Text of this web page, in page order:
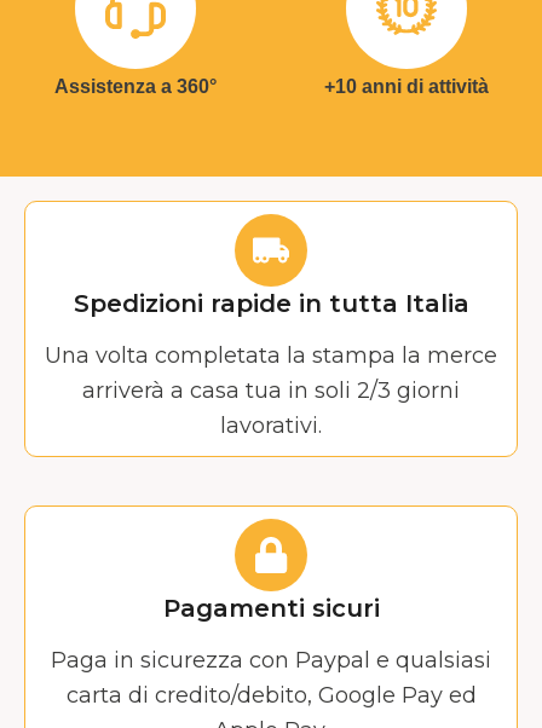
Assistenza a 360° +10 anni di attività
Spedizioni rapide in tutta Italia
Una volta completata la stampa la merce
arriverà a casa tua in soli 2/3 giorni
lavorativi.
Pagamenti sicuri
Paga in sicurezza con Paypal e qualsiasi
carta di credito/debito, Google Pay ed